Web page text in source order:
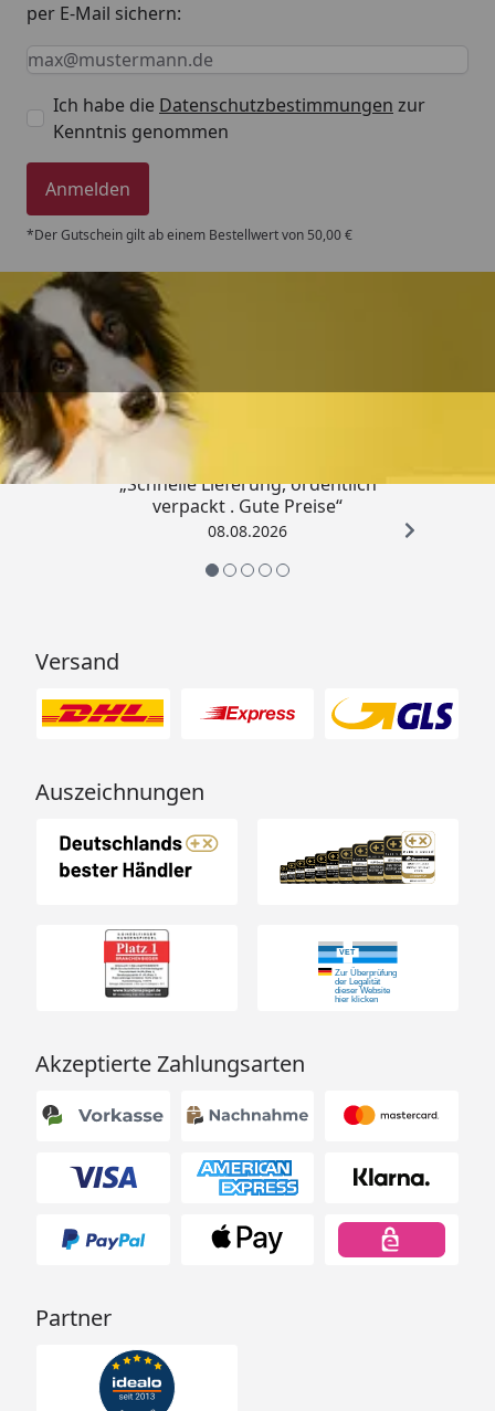
per E-Mail sichern:
Keine Eingabe erforderlich
Eingabe erforderlich
E-Mail *
Ich habe die Datenschutzbestimmungen zur
Kenntnis genommen
Anmelden
*Der Gutschein gilt ab einem Bestellwert von 50,00 €
Trusted Shops
„Schnelle Lieferung, ordentlich
verpackt . Gute Preise“
08.08.2026
Versand
Auszeichnungen
Akzeptierte Zahlungsarten
Partner